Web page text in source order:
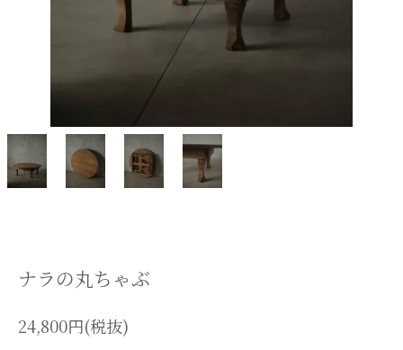
ナラの丸ちゃぶ
24,800円(税抜)